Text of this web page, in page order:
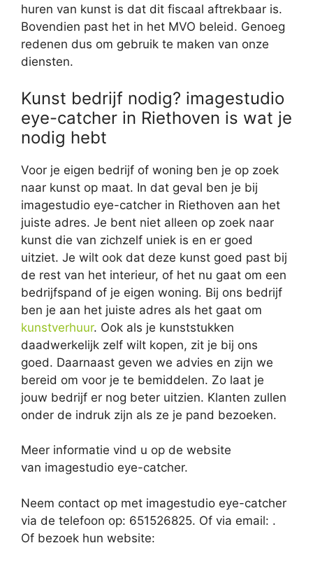
huren van kunst is dat dit fiscaal aftrekbaar is.
Bovendien past het in het MVO beleid. Genoeg
redenen dus om gebruik te maken van onze
diensten.
Kunst bedrijf nodig? imagestudio
eye-catcher in Riethoven is wat je
nodig hebt
Voor je eigen bedrijf of woning ben je op zoek
naar kunst op maat. In dat geval ben je bij
imagestudio eye-catcher in Riethoven aan het
juiste adres. Je bent niet alleen op zoek naar
kunst die van zichzelf uniek is en er goed
uitziet. Je wilt ook dat deze kunst goed past bij
de rest van het interieur, of het nu gaat om een
bedrijfspand of je eigen woning. Bij ons bedrijf
ben je aan het juiste adres als het gaat om
kunstverhuur. Ook als je kunststukken
daadwerkelijk zelf wilt kopen, zit je bij ons
goed. Daarnaast geven we advies en zijn we
bereid om voor je te bemiddelen. Zo laat je
jouw bedrijf er nog beter uitzien. Klanten zullen
onder de indruk zijn als ze je pand bezoeken.
Meer informatie vind u op de website
van imagestudio eye-catcher.
Neem contact op met imagestudio eye-catcher
via de telefoon op: 651526825. Of via email: .
Of bezoek hun website: